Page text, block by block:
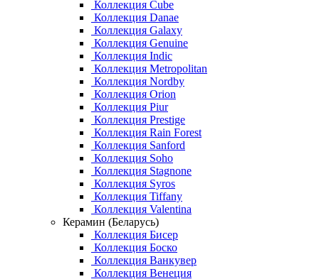
Коллекция Cube
Коллекция Danae
Коллекция Galaxy
Коллекция Genuine
Коллекция Indic
Коллекция Metropolitan
Коллекция Nordby
Коллекция Orion
Коллекция Piur
Коллекция Prestige
Коллекция Rain Forest
Коллекция Sanford
Коллекция Soho
Коллекция Stagnone
Коллекция Syros
Коллекция Tiffany
Коллекция Valentina
Керамин (Беларусь)
Коллекция Бисер
Коллекция Боско
Коллекция Ванкувер
Коллекция Венеция